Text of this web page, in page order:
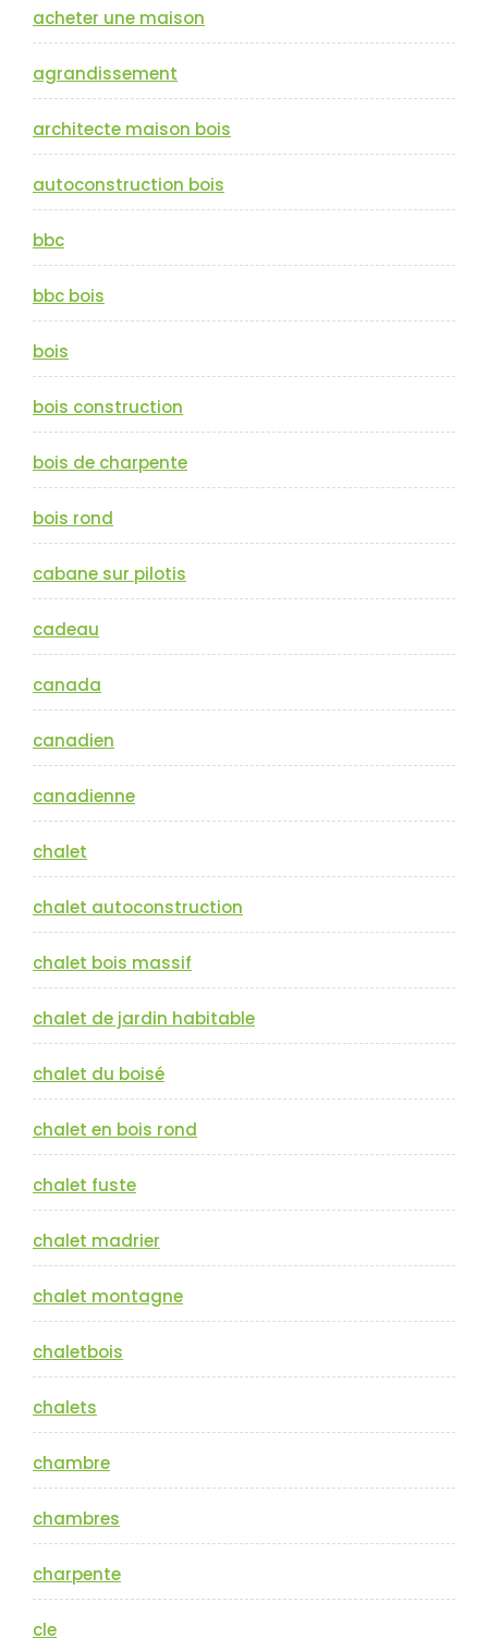
acheter une maison
agrandissement
architecte maison bois
autoconstruction bois
bbc
bbc bois
bois
bois construction
bois de charpente
bois rond
cabane sur pilotis
cadeau
canada
canadien
canadienne
chalet
chalet autoconstruction
chalet bois massif
chalet de jardin habitable
chalet du boisé
chalet en bois rond
chalet fuste
chalet madrier
chalet montagne
chaletbois
chalets
chambre
chambres
charpente
cle